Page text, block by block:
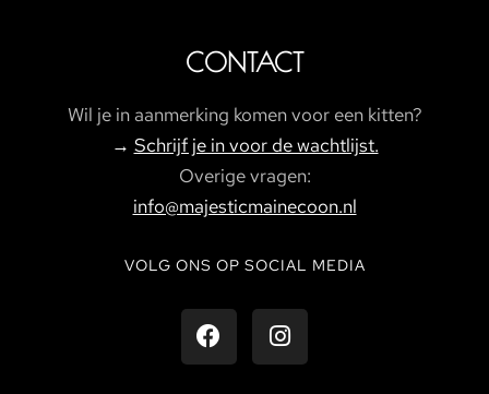
CONTACT
Wil je in aanmerking komen voor een kitten?
→ Schrijf je in voor de wachtlijst.
Overige vragen:
info@majesticmainecoon.nl
VOLG ONS OP SOCIAL MEDIA